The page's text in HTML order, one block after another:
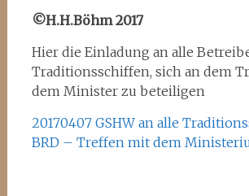
©H.H.Böhm 2017
Hier die Einladung an alle
Traditionsschiffen, sich an dem
dem Minister zu beteiligen
20170407 GSHW an alle
BRD – Treffen mit dem